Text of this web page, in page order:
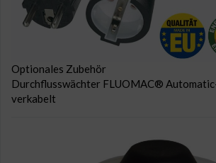
Optionales Zubehör
Durchflusswächter FLUOMAC®
verkabelt